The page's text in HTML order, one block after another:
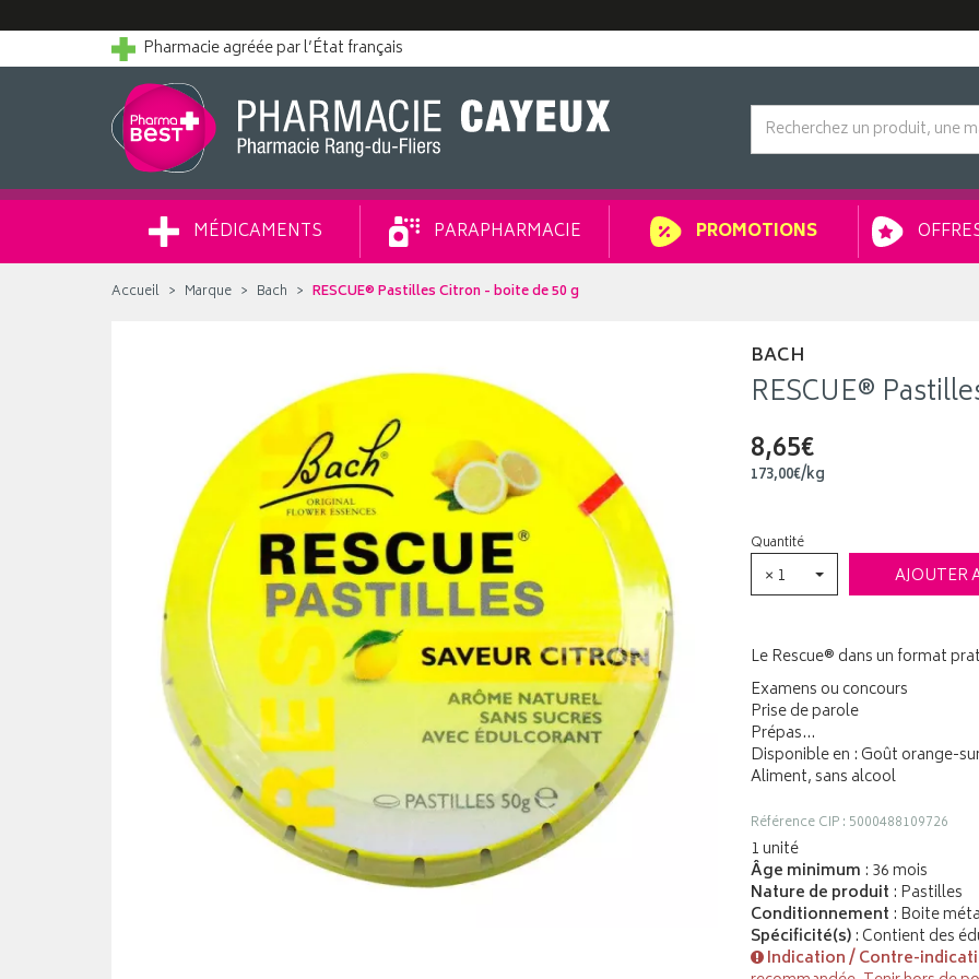
Pharmacie agréée par l’État français
MÉDICAMENTS PARAPHARMACIE PROMOTIONS
Accueil Marque Bach RESCUE® Pastilles Citron - boite de 50 g
BACH
RESCUE®
8,65€
173,00€/kg
Quantité
× 1 AJOUTER
Le Rescue® dans un format
Examens ou concours
Prise de parole
Prépas…
Disponible en : Goût orange-
Aliment, sans alcool
Référence CIP : 5000488109726
1 unité
Âge minimum : 36 mois
Nature de produit : Pastilles
Conditionnement : Boite
Spécificité(s): Contient des
Indication / Contre-